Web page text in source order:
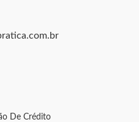
De Crédito